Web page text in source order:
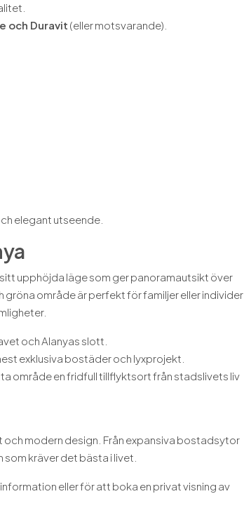
och Duravit (eller motsvarande).
elegant utseende.
upphöjda läge som ger panoramautsikt över
område är perfekt för familjer eller individer
och Alanyas slott.
exklusiva bostäder och lyxprojekt.
område en fridfull tillflyktsort från stadslivets liv
och modern design. Från expansiva bostadsytor
kräver det bästa i livet.
eller för att boka en privat visning av